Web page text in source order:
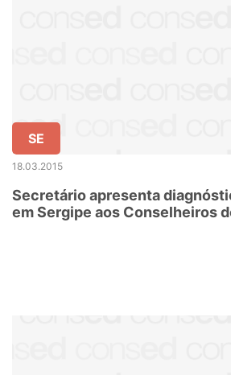
SE
18.03.2015
Secretário apresenta
em Sergipe aos Conselheiros